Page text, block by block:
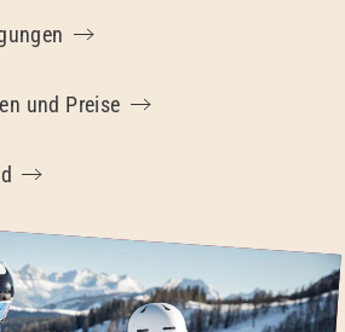
und Preise